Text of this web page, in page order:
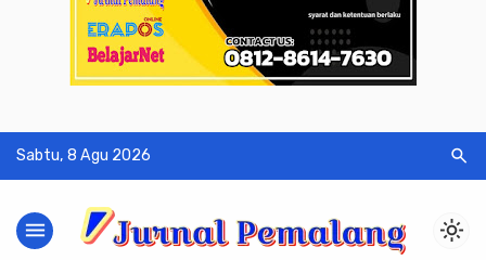
Sabtu, 8 Agu 2026 search
menu light_mode